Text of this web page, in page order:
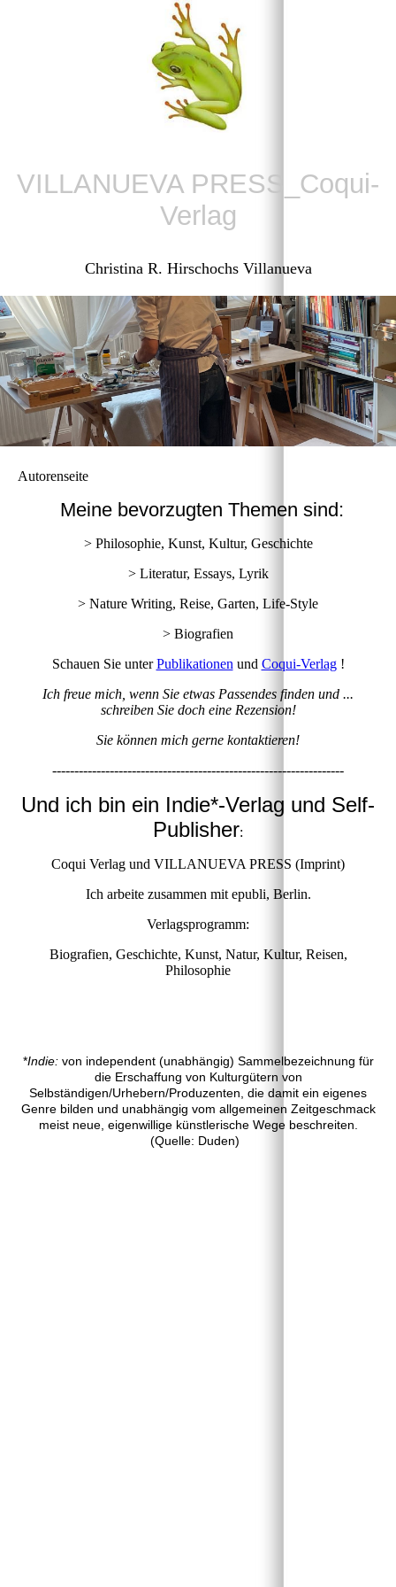
VILLANUEVA PRESS_Coqui-
Verlag
Christina R. Hirschochs Villanueva
Autorenseite
Meine bevorzugten Themen sind:
> Philosophie, Kunst, Kultur, Geschichte
> Literatur, Essays, Lyrik
> Nature Writing, Reise, Garten, Life-Style
> Biografien
Schauen Sie unterPublikationen und Coqui-Verlag!
Ich freue mich, wenn Sie etwas Passendes finden und ...
schreiben Sie doch eine Rezension!
Sie können mich gerne kontaktieren!
------------------------------------------------------------------
Und ich bin ein Indie*-Verlag und Self-
Publisher:
Coqui Verlag und VILLANUEVA PRESS (Imprint)
Ich arbeite zusammen mit epubli, Berlin.
Verlagsprogramm:
Biografien, Geschichte, Kunst, Natur, Kultur, Reisen,
Philosophie
*Indie:von independent (unabhängig) Sammelbezeichnung für
die Erschaffung von Kulturgütern von
Selbständigen/Urhebern/Produzenten, die damit ein eigenes
Genre bilden und unabhängig vom allgemeinen Zeitgeschmack
meist neue, eigenwillige künstlerische Wege beschreiten.
(Quelle: Duden)